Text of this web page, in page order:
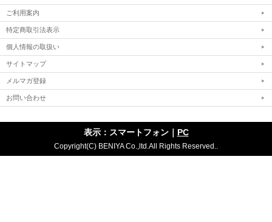
ご利用案内
特定商取引法表示
個人情報の取扱い
サイトマップ
メルマガ登録
お問い合わせ
表示：スマートフォン｜ PC
Copyright(C) BENIYA Co.,ltd.All Rights Reserved..